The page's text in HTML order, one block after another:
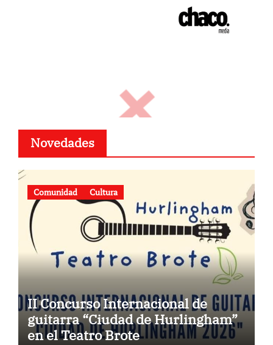
Novedades
Comunidad Cultura
II Concurso Internacional de
guitarra “Ciudad de Hurlingham”
en el Teatro Brote